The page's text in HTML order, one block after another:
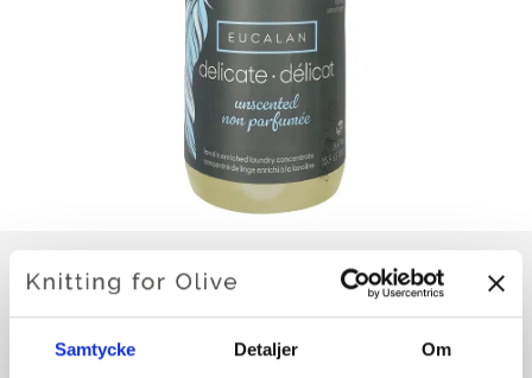
Samtycke Detaljer Om
EUCALAN ULLTVÅL 100 ML